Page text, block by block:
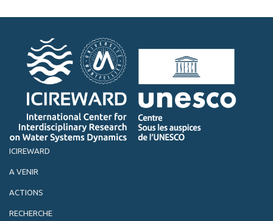
ICIREWARD
A VENIR
ACTIONS
RECHERCHE